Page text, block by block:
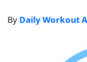
By Daily Workout